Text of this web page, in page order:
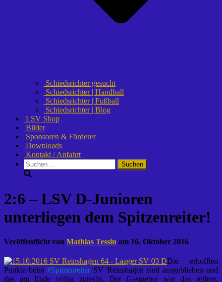
Schiedsrichter gesucht
Schiedsrichter | Handball
Schiedsrichter | Fußball
Schiedsrichter | Blog
LSV Shop
Bilder
Sponsoren & Förderer
Downloads
Kontakt / Anfahrt
Suchen
nach:
2:6 – LSV D-Junioren
unterliegen dem Spitzenreiter!
Veröffentlicht von Mathias Tessin am 16. Oktober 2016
Die erhofften
Punkte beim #Spitzenreiter SV Reinshagen sind ausgeblieben und
das am Ende völlig zurecht. Der Gastgeber war das reifere,